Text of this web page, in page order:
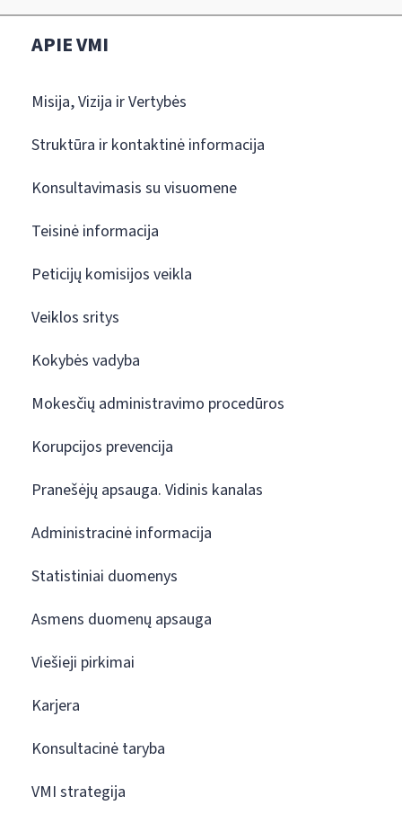
APIE VMI
Misija, Vizija ir Vertybės
Struktūra ir kontaktinė informacija
Konsultavimasis su visuomene
Teisinė informacija
Peticijų komisijos veikla
Veiklos sritys
Kokybės vadyba
Mokesčių administravimo procedūros
Korupcijos prevencija
Pranešėjų apsauga. Vidinis kanalas
Administracinė informacija
Statistiniai duomenys
Asmens duomenų apsauga
Viešieji pirkimai
Karjera
Konsultacinė taryba
VMI strategija